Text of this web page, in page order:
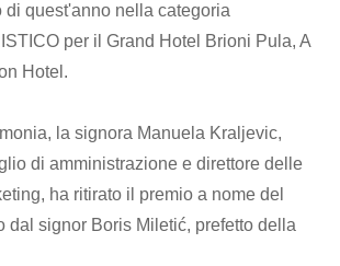
di quest'anno nella categoria
per il Grand Hotel Brioni Pula, A
Hotel.
la signora Manuela Kraljevic,
di amministrazione e direttore delle
ha ritirato il premio a nome del
dal signor Boris Miletić, prefetto della